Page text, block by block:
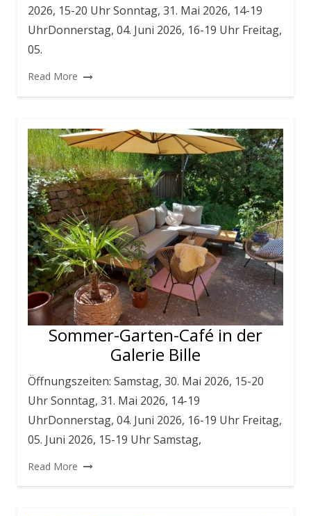
2026, 15-20 Uhr Sonntag, 31. Mai 2026, 14-19
UhrDonnerstag, 04. Juni 2026, 16-19 Uhr Freitag,
05.
Read More
Sommer-Garten-Café in der
Galerie Bille
Öffnungszeiten: Samstag, 30. Mai 2026, 15-20
Uhr Sonntag, 31. Mai 2026, 14-19
UhrDonnerstag, 04. Juni 2026, 16-19 Uhr Freitag,
05. Juni 2026, 15-19 Uhr Samstag,
Read More